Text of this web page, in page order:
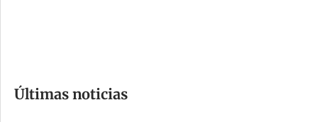
m
Últimas noticias